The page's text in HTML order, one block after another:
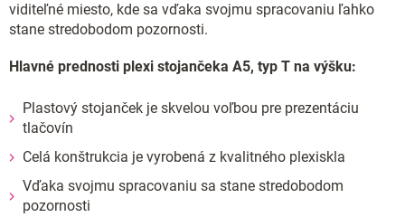
viditeľné miesto, kde sa vďaka svojmu spracovaniu ľahko
stane stredobodom pozornosti.
Hlavné prednosti plexi stojančeka A5, typ T na výšku:
Plastový stojanček je skvelou voľbou pre prezentáciu
tlačovín
Celá konštrukcia je vyrobená z kvalitného plexiskla
Vďaka svojmu spracovaniu sa stane stredobodom
pozornosti